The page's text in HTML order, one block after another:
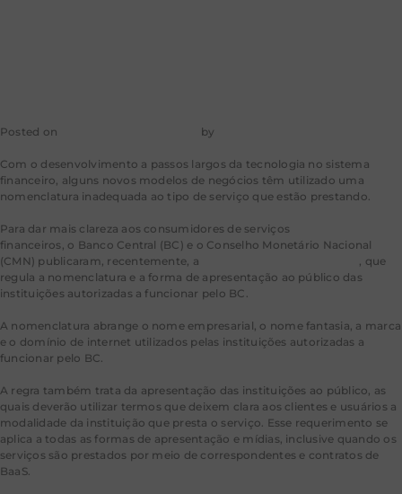
Posted on by
Com o desenvolvimento a passos largos da tecnologia no sistema
financeiro, alguns novos modelos de negócios têm utilizado uma
nomenclatura inadequada ao tipo de serviço que estão prestando.
Para dar mais clareza aos consumidores de serviços
financeiros, o Banco Central (BC) e o Conselho Monetário Nacional
(CMN) publicaram, recentemente, a
, que
regula a nomenclatura e a forma de apresentação ao público das
instituições autorizadas a funcionar pelo BC.
A nomenclatura abrange o nome empresarial, o nome fantasia, a marca
e o domínio de internet utilizados pelas instituições autorizadas a
funcionar pelo BC.
A regra também trata da apresentação das instituições ao público, as
quais deverão utilizar termos que deixem clara aos clientes e usuários a
modalidade da instituição que presta o serviço. Esse requerimento se
aplica a todas as formas de apresentação e mídias, inclusive quando os
serviços são prestados por meio de correspondentes e contratos de
BaaS.